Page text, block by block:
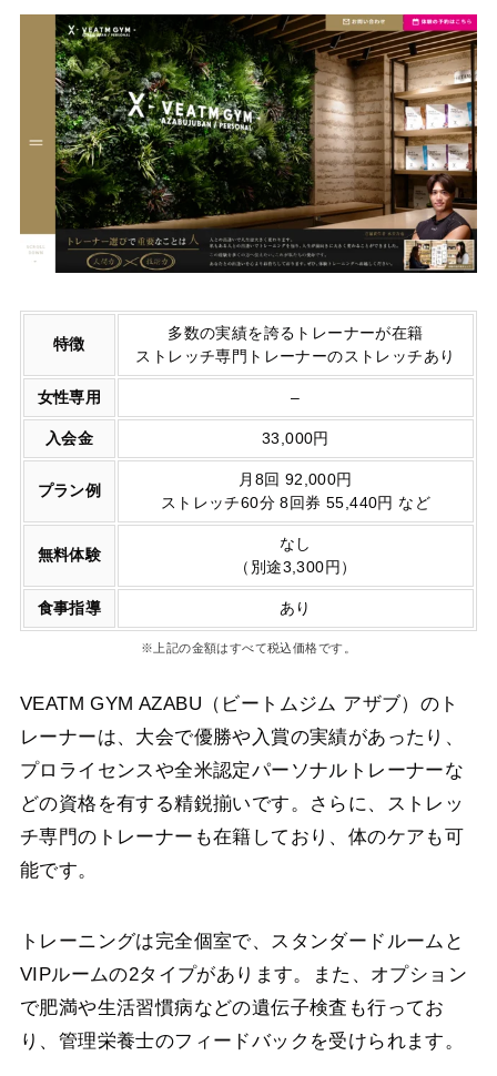
特徴
多数の実績を誇るトレーナーが在籍
ストレッチ専門トレーナーのストレッチあり
女性専用 –
入会金 33,000円
プラン例
月8回 92,000円
ストレッチ60分 8回券 55,440円 など
無料体験
なし
（別途3,300円）
食事指導 あり
※上記の金額はすべて税込価格です。
VEATM GYM AZABU（ビートムジム アザブ）のト
レーナーは、大会で優勝や入賞の実績があったり、
プロライセンスや全米認定パーソナルトレーナーな
どの資格を有する精鋭揃いです。さらに、ストレッ
チ専門のトレーナーも在籍しており、体のケアも可
能です。
トレーニングは完全個室で、スタンダードルームと
VIPルームの2タイプがあります。また、オプション
で肥満や生活習慣病などの遺伝子検査も行ってお
り、管理栄養士のフィードバックを受けられます。